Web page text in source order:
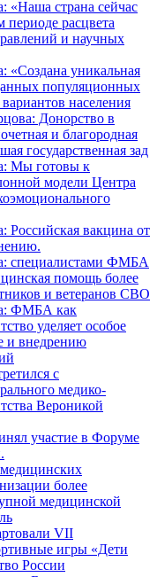
«Наша страна сейчас
периоде расцвета
и научных
«Создана уникальная
популяционных
населения
Донорство в
и благородная
государственная зад
Мы готовы к
модели Центра
Российская вакцина от
специалистами ФМБА
помощь более
и ветеранов СВО
ФМБА как
уделяет особое
и внедрению
с
медико-
Вероникой
участие в Форуме
более
медицинской
VII
игры «Дети
России